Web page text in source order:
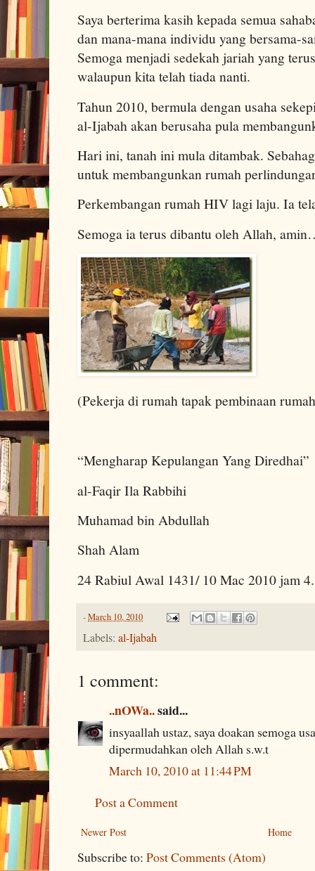
Saya berterima kasih kepada semua
dan mana-mana individu yang bersama-
Semoga menjadi sedekah jariah yang
walaupun kita telah tiada nanti.
Tahun 2010, bermula dengan usaha
al-Ijabah akan berusaha pula
Hari ini, tanah ini mula ditambak.
untuk membangunkan rumah
Perkembangan rumah HIV lagi laju. Ia
Semoga ia terus dibantu oleh Allah,
(Pekerja di rumah tapak pembinaan
“Mengharap Kepulangan Yang Diredhai”
al-Faqir Ila Rabbihi
Muhamad bin Abdullah
Shah Alam
24 Rabiul Awal 1431/ 10 Mac 2010 jam
-March 10, 2010
Labels: al-Ijabah
1 comment:
..nOWa..said...
insyaallah ustaz, saya doakan semoga
dipermudahkan oleh Allah s.w.t
March 10, 2010 at 11:44 PM
Post a Comment
Newer Post Home
Subscribe to: Post Comments (Atom)